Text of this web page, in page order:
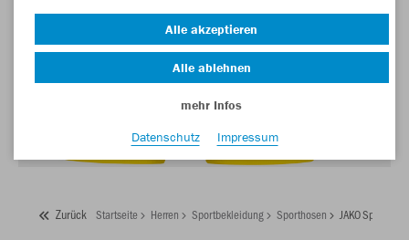
Zurück Startseite Herren Sportbekleidung Sporthosen JAKO
Alle akzeptieren
Alle ablehnen
mehr Infos
Datenschutz
Impressum